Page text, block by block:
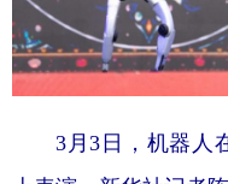
3月3日，机器人